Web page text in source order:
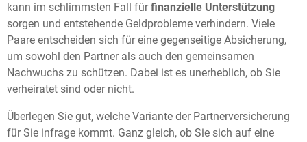
kann im schlimmsten Fall fürfinanzielle Unterstützung
sorgen und entstehende Geldprobleme verhindern. Viele
Paare entscheiden sich für eine gegenseitige Absicherung,
um sowohl den Partner als auch den gemeinsamen
Nachwuchs zu schützen. Dabei ist es unerheblich, ob Sie
verheiratet sind oder nicht.
Überlegen Sie gut, welche Variante der Partnerversicherung
für Sie infrage kommt. Ganz gleich, ob Sie sich auf eine